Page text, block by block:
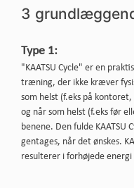
3
Type 1:
"KAATSU Cycle" er en
træning, der ikke kræver
som helst (f.eks på
og når som helst (f.eks før
benene. Den fulde
gentages, når det ønskes.
resulterer i forhøjede energi